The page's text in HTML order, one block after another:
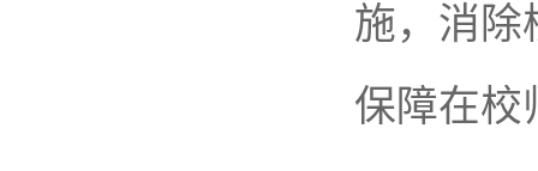
施，消除
保障在校